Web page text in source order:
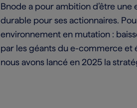
Bnode a pour ambition d’être
durable pour ses actionnaires.
environnement en mutation :
par les géants du e-commerce et
nous avons lancé en 2025 la